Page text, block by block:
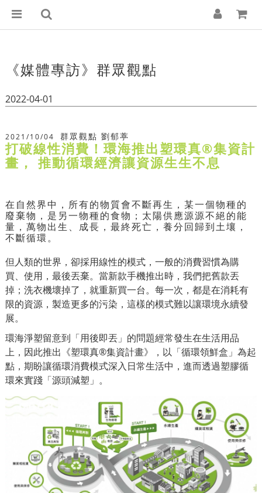
《媒體專訪》群眾觀點
2022-04-01
2021/10/04 群眾觀點 劉郁葶
打破線性消費！環海推出塑環真®集資計
畫， 推動循環經濟讓資源生生不息
在自然界中，所有的物質會不斷再生，某一個物種的
廢棄物，是另一物種的食物；太陽供應源源不絕的能
量，萬物出生、成長，最終死亡，養分回歸到土壤，
不斷循環。
但人類的世界，卻採用線性的模式，一般的消費習慣為購
買、使用，最後丟棄。當新款手機推出時，我們把舊款丟
掉；洗衣機壞掉了，就重新買一台。每一次，都是在消耗有
限的資源，製造更多的污染，這樣的模式難以讓環境永續發
展。
環海淨塑留意到「用後即丟」的問題經常發生在生活用品
上，因此推出 《塑環真®集資計畫》
，以「循環領鮮盒」為起
點，期盼讓循環消費模式深入日常生活中，進而透過塑膠循
環來實踐「源頭減塑」。